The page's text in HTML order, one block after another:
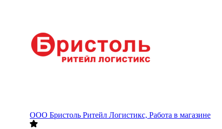
ООО Бристоль Ритейл Логистикс, Работа в магазине